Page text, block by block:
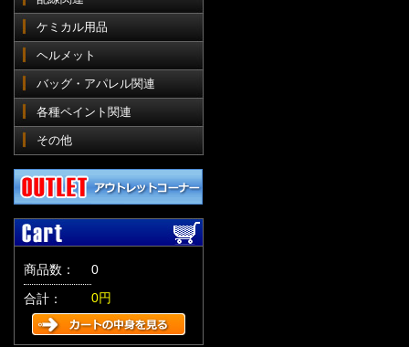
ケミカル用品
ヘルメット
バッグ・アパレル関連
各種ペイント関連
その他
商品数：
0
合計：
0円